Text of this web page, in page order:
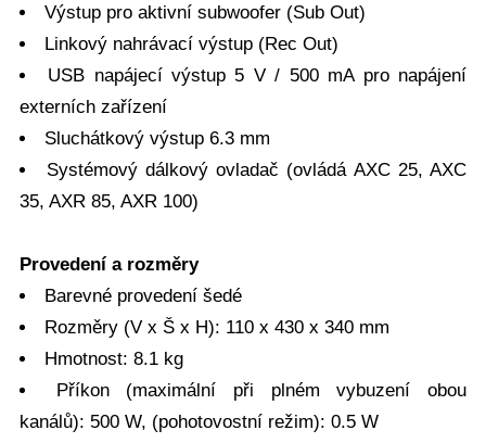
Výstup pro aktivní subwoofer (Sub Out)
Linkový nahrávací výstup (Rec Out)
USB napájecí výstup 5 V / 500 mA pro napájení
externích zařízení
Sluchátkový výstup 6.3 mm
Systémový dálkový ovladač (ovládá AXC 25, AXC
35, AXR 85, AXR 100)
Provedení a rozměry
Barevné provedení šedé
Rozměry (V x Š x H): 110 x 430 x 340 mm
Hmotnost: 8.1 kg
Příkon (maximální při plném vybuzení obou
kanálů): 500 W, (pohotovostní režim): 0.5 W